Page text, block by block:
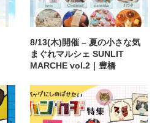
8/13(木)開催 – 夏の小さな気
まぐれマルシェ SUNLIT
MARCHE vol.2｜豊橋